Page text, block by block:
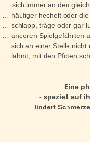
... sich immer an den
… häufiger hechelt oder
… schlapp, träge oder gar
… anderen Spielgefährten
… sich an einer Stelle
… lahmt, mit den Pfoten
Eine
- speziell auf
lindert